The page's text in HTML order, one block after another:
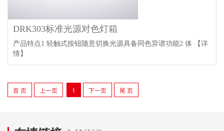
DRK303标准光源对色灯箱
产品特点1 轻触式按钮随意切换光源具备同色异谱功能2 体
【详
情】
首 页 上一页 1 下一页 尾 页